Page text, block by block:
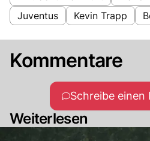
Juventus
Kevin Trapp
Kommentare
Schreibe einen
Weiterlesen